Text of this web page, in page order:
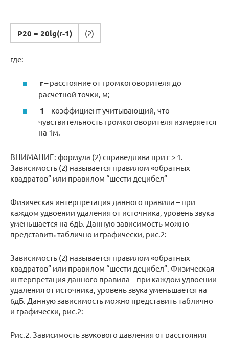
Р20 = 20lg(r-1) (2)
где:
r– расстояние от громкоговорителя до
расчетной точки, м;
1 – коэффициент учитывающий, что
чувствительность громкоговорителя измеряется
на 1м.
ВНИМАНИЕ: формула (2) справедлива при r > 1.
Зависимость (2) называется правилом «обратных
квадратов” или правилом “шести децибел”
Физическая интерпретация данного правила – при
каждом удвоении удаления от источника, уровень звука
уменьшается на 6дБ. Данную зависимость можно
представить таблично и графически, рис.2:
Зависимость (2) называется правилом «обратных
квадратов” или правилом “шести децибел”. Физическая
интерпретация данного правила – при каждом удвоении
удаления от источника, уровень звука уменьшается на
6дБ. Данную зависимость можно представить таблично
и графически, рис.2:
Рис.2. Зависимость звукового давления от расстояния